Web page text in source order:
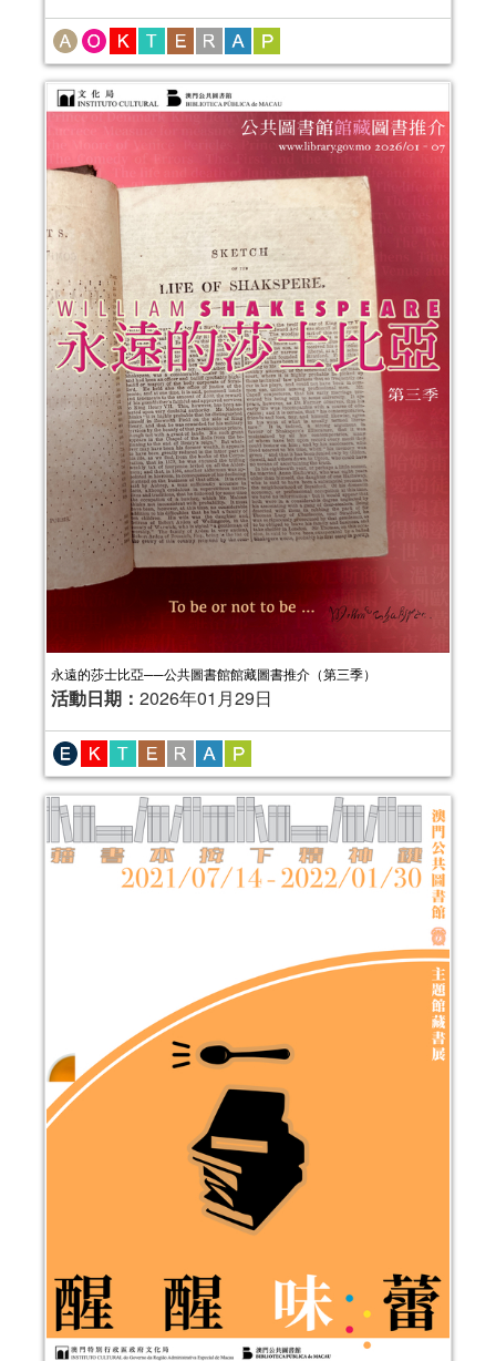
永遠的莎士比亞──公共圖書館館藏圖書推介（第三季）
活動日期： 2026年01月29日